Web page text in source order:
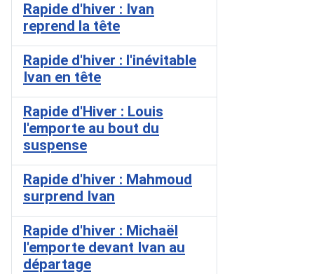
Rapide d'hiver : Ivan
reprend la tête
Rapide d'hiver : l'inévitable
Ivan en tête
Rapide d'Hiver : Louis
l'emporte au bout du
suspense
Rapide d'hiver : Mahmoud
surprend Ivan
Rapide d'hiver : Michaël
l'emporte devant Ivan au
départage